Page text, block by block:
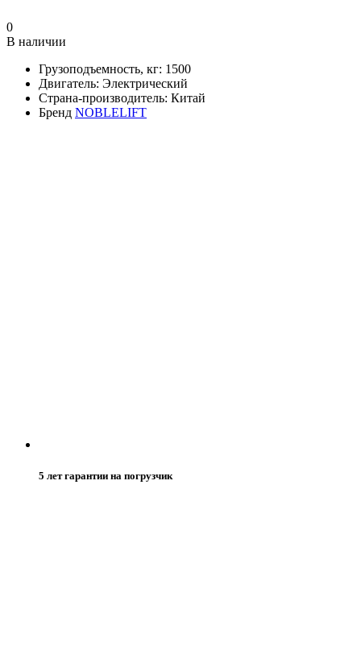
0
В наличии
Грузоподъемность, кг: 1500
Двигатель: Электрический
Страна-производитель: Китай
Бренд NOBLELIFT
5 лет гарантии на погрузчик